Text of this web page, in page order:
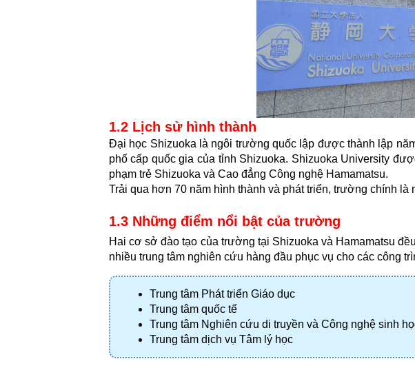
1.2 Lịch sử hình thành
Đại học Shizuoka là ngôi trường quốc lập được thành lập
phố cấp quốc gia của tỉnh Shizuoka. Shizuoka University
phạm trẻ Shizuoka và Cao đẳng Công nghệ Hamamatsu.
Trải qua hơn 70 năm hình thành và phát triển, trường chính
1.3 Những điểm nổi bật của trường
Hai cơ sở đào tạo của trường tại Shizuoka và Hamamatsu
nhiều trung tâm nghiên cứu hàng đầu phục vụ cho các công
Trung tâm Phát triển Giáo dục
Trung tâm quốc tế
Trung tâm Nghiên cứu di truyền và Công nghệ sinh
Trung tâm dịch vụ Tâm lý học